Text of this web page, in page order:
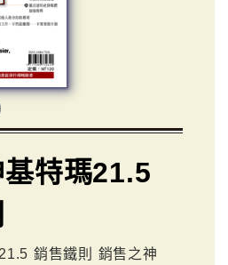
特瑪21.5
銷售鐵則 銷售之神